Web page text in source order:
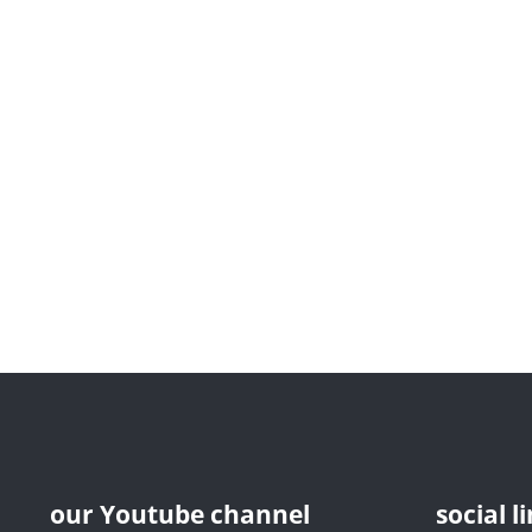
our Youtube channel social